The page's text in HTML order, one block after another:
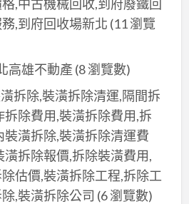
,中古機械回收,到府廢鐵回
,到府回收場新北 (11 瀏覽
高雄不動產 (8 瀏覽數)
拆除,裝潢拆除清運,隔間拆
拆除費用,裝潢拆除費用,拆
裝潢拆除,裝潢拆除清運費
潢拆除報價,拆除裝潢費用,
估價,裝潢拆除工程,拆除工
,裝潢拆除公司 (6 瀏覽數)